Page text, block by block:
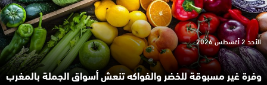
وفرة غير مسبوقة للخضر والفواكه تنعش أسواق الجملة بالمغرب
الأحد 2 أغسطس 2026